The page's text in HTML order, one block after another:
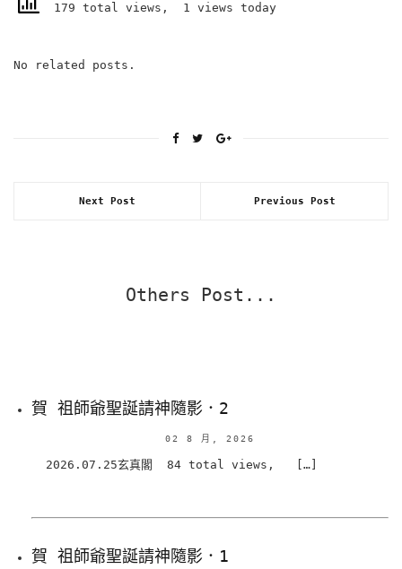
179 total views, 1 views today
No related posts.
Next Post Previous Post
Others Post...
賀 祖師爺聖誕請神隨影．2
02 8 月, 2026
2026.07.25玄真閣 84 total views, […]
賀 祖師爺聖誕請神隨影．1